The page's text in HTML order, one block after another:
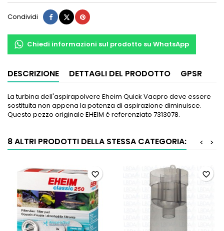
Condividi Condividi
TwittaPinterest
Chiedi informazioni sul prodotto su WhatsApp
DESCRIZIONE DETTAGLI DEL PRODOTTO GPSR
La turbina dell'aspirapolvere Eheim Quick Vacpro deve essere
sostituita non appena la potenza di aspirazione diminuisce.
Questo pezzo originale EHEIM è referenziato 7313078.
8 ALTRI PRODOTTI DELLA STESSA CATEGORIA: >
<
favorite_border favorite_border